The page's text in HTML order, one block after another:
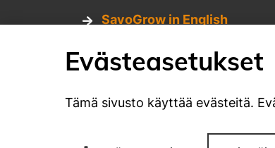
SavoGrow in English
Tietosuojaseloste
Evästeasetukset
Tämä sivusto käyttää evästeitä.